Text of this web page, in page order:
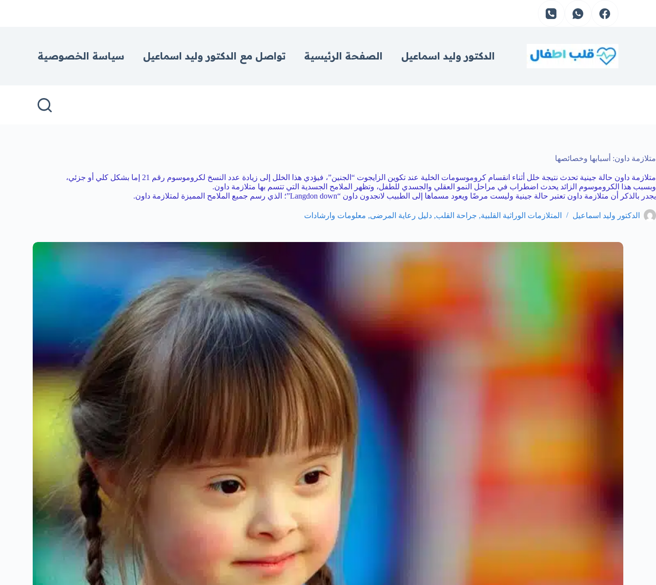
الدكتور وليد اسماعيل الصفحة الرئيسية تواصل مع الدكتور وليد اسماعيل سياسة الخصوصية
متلازمة داون: أسبابها وخصائصها
متلازمة داون حالة جينية تحدث نتيجة خلل أثناء انقسام كروموسومات الخلية عند تكوين الزايجوت “الجنين”، فيؤدي هذا الخلل إلى زيادة عدد النسخ لكروموسوم رقم 21 إما بشكل كلي أو جزئي،
وبسبب هذا الكروموسوم الزائد يحدث اضطراب في مراحل النمو العقلي والجسدي للطفل، وتظهر الملامح الجسدية التي تتسم بها متلازمة داون.
يجدر بالذكر أن متلازمة داون تعتبر حالة جينية وليست مرضًا ويعود مسماها إلى الطبيب لانجدون داون “Langdon down”؛ الذي رسم جميع الملامح المميزة لمتلازمة داون.
الدكتور وليد اسماعيل المتلازمات الوراثية القلبية, جراحة القلب, دليل رعاية المرضى, معلومات وارشادات